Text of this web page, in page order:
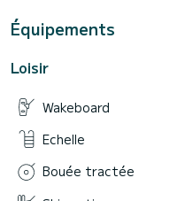
Équipements
Loisir
Wakeboard
Echelle
Bouée tractée